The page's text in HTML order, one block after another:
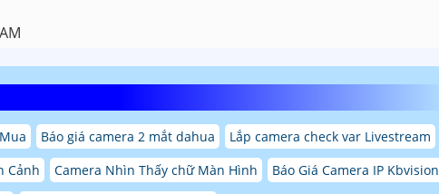
Báo giá camera 2 mắt dahua
Lắp camera check var Livestream
Cảnh
Camera Nhìn Thấy chữ Màn Hình
Báo Giá Camera IP Kbvision